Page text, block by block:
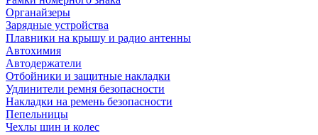
Органайзеры
Зарядные устройства
Плавники на крышу и радио антенны
Автохимия
Автодержатели
Отбойники и защитные накладки
Удлинители ремня безопасности
Накладки на ремень безопасности
Пепельницы
Чехлы шин и колес